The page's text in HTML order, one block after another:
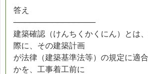
答え
───────────────
建築確認（けんちくかくにん）とは
際に、その建築計画
が法律（建築基準法等）の規定に適
かを、工事着工前に